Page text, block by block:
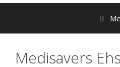
Medisavers